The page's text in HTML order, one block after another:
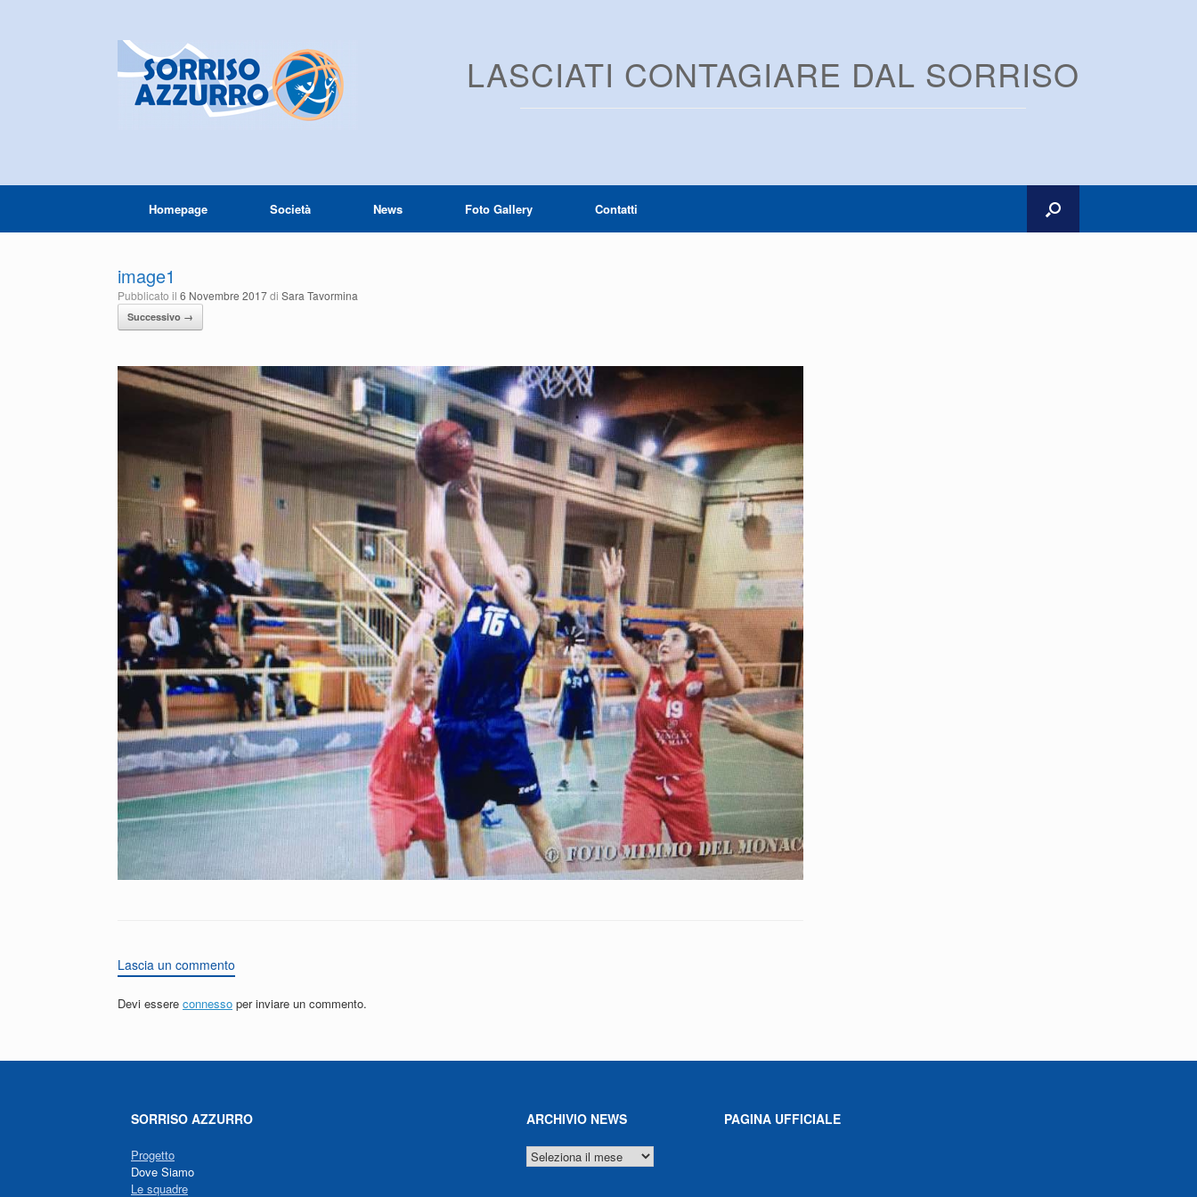
LASCIATI CONTAGIARE DAL SORRISO
Homepage Società News Foto Gallery Contatti
image1
Pubblicato il 6 Novembre 2017di Sara Tavormina
Successivo →
Lascia un commento
Devi essere connesso per inviare un commento.
SORRISO AZZURRO
Progetto
Dove Siamo
Le squadre
ARCHIVIO NEWS
ARCHIVIO
NEWS
PAGINA UFFICIALE